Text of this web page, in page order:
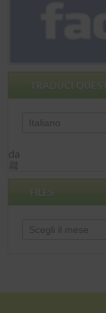
TRADUCI
da
FILES